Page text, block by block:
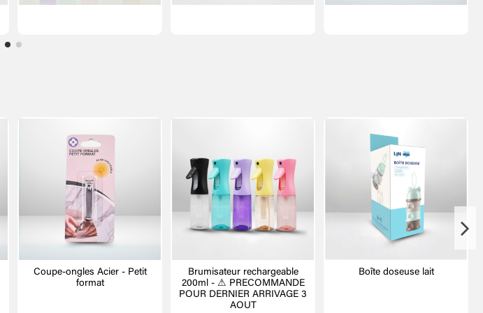
Coupe-ongles Acier - Petit
format
Brumisateur rechargeable
200ml - ⚠ PRECOMMANDE
POUR DERNIER ARRIVAGE 3
AOUT
Boîte doseuse lait